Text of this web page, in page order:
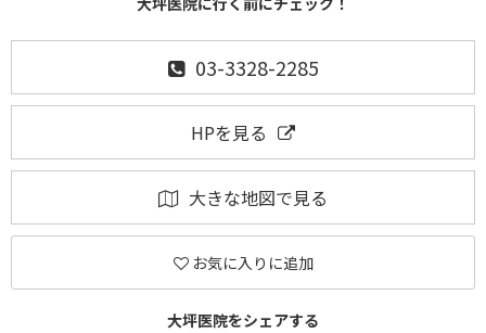
03-3328-2285
HPを見る
大きな地図で見る
お気に入りに追加
大坪医院をシェアする